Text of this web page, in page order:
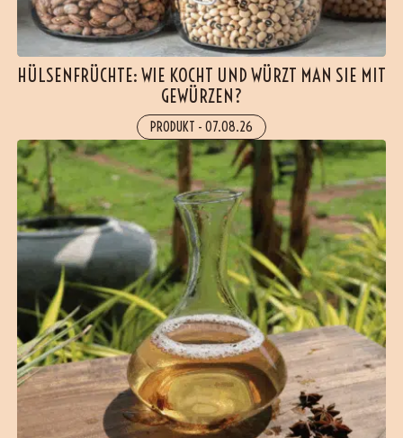
HÜLSENFRÜCHTE: WIE KOCHT UND WÜRZT MAN SIE MIT
GEWÜRZEN?
PRODUKT - 07.08.26